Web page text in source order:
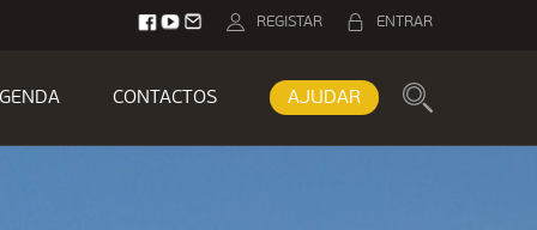
ENTRAR
REGISTAR
CONTACTOS AJUDAR